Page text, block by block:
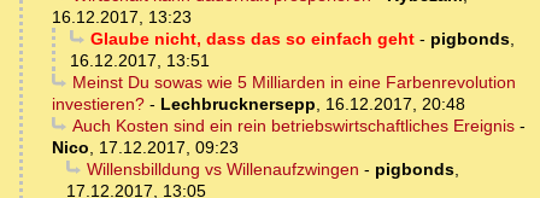
16.12.2017, 13:23
Glaube nicht, dass das so einfach geht- pigbonds,
16.12.2017, 13:51
Meinst Du sowas wie 5 Milliarden in eine Farbenrevolution
investieren? - Lechbrucknersepp, 16.12.2017, 20:48
Auch Kosten sind ein rein betriebswirtschaftliches Ereignis-
Nico, 17.12.2017, 09:23
Willensbilldung vs Willenaufzwingen - pigbonds,
17.12.2017, 13:05